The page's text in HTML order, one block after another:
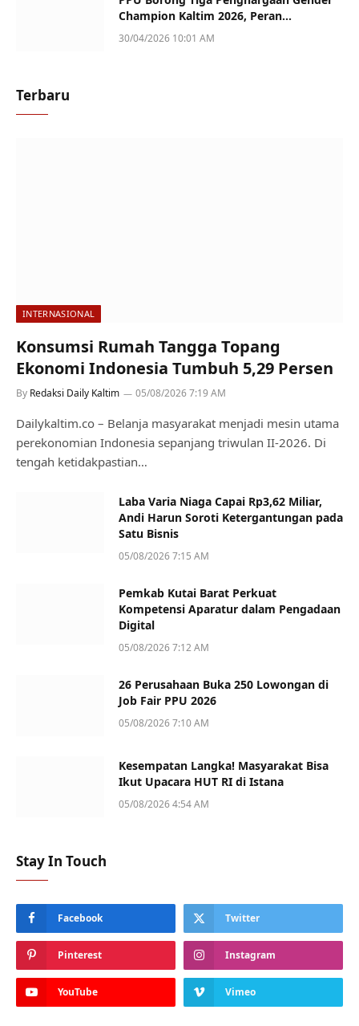
Champion Kaltim 2026, Peran
Perempuan Jadi Sorotan
30/04/2026 10:01 AM
Terbaru
INTERNASIONAL
Konsumsi Rumah Tangga Topang
Ekonomi Indonesia Tumbuh 5,29 Persen
By Redaksi Daily Kaltim 05/08/2026 7:19 AM
Dailykaltim.co – Belanja masyarakat menjadi mesin utama
perekonomian Indonesia sepanjang triwulan II-2026. Di
tengah ketidakpastian…
Laba Varia Niaga Capai Rp3,62 Miliar,
Andi Harun Soroti Ketergantungan pada
Satu Bisnis
05/08/2026 7:15 AM
Pemkab Kutai Barat Perkuat
Kompetensi Aparatur dalam Pengadaan
Digital
05/08/2026 7:12 AM
26 Perusahaan Buka 250 Lowongan di
Job Fair PPU 2026
05/08/2026 7:10 AM
Kesempatan Langka! Masyarakat Bisa
Ikut Upacara HUT RI di Istana
05/08/2026 4:54 AM
Stay In Touch
Facebook Twitter
Pinterest Instagram
YouTube Vimeo